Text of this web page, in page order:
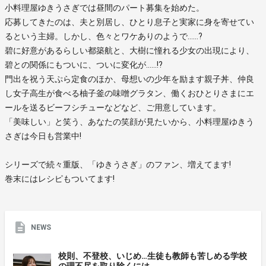
小料理屋ゆきうさぎでは昼間のパート募集を始めた。
応募してきたのは、夫と別居し、ひとり息子と実家に身を寄せてい
るという主婦。しかし、色々とワケありのようで……?
碧に好意があるらしい都築航と、大樹に憧れる少女の出現により、
碧との関係にもついに、ついに変化が……!?
門出を祝う天ぷら定食のほか、母想いの少年を励ます親子丼、仲良
し女子高生が食べる柚子釜の味噌グラタン、働くおひとりさまにエ
ールを送るビーフシチューなどなど、ご用意しています。
「美味しい」と笑う、あなたの笑顔が見たいから、小料理屋ゆきう
さぎは今日も営業中!
シリーズで続々重版、「ゆきうさぎ」のファン、増えてます!
巻末にはレシピもついてます!
NEWS
校則、不登校、いじめ…生徒も教師も苦しめる学校